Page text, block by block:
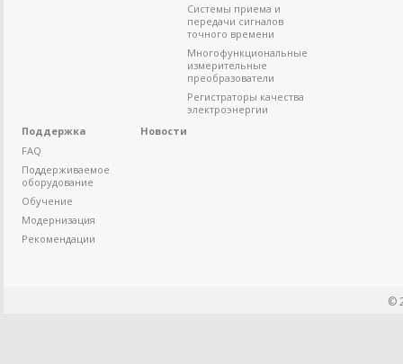
Системы приема и
передачи сигналов
точного времени
Многофункциональные
измерительные
преобразователи
Регистраторы качества
электроэнергии
Поддержка
FAQ
Поддерживаемое
оборудование
Обучение
Модернизация
Рекомендации
Новости
©